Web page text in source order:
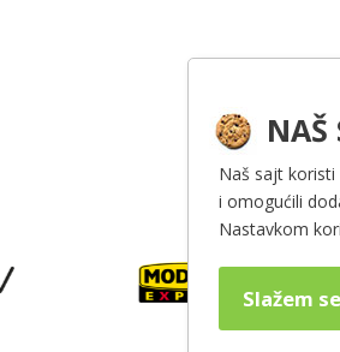
NAŠ
Naš sajt
i omogućili
Nastavkom
Slažem se